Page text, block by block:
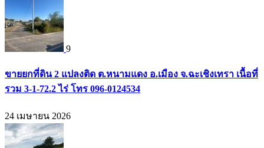
9
ขายยกที่ดิน 2 แปลงติด ต.หนามแดง อ.เมือง จ.ฉะเชิงเทรา เนื้อที่
รวม 3-1-72.2 ไร่ โทร 096-0124534
24 เมษายน 2026